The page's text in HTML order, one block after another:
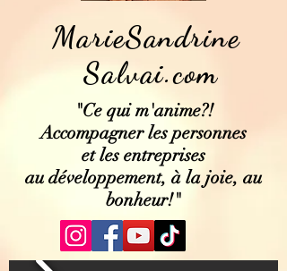
MarieSandrine
Salvai.com
"Ce quim'anime?!
Accompagner les personnes
et les entreprises
au développement, à la joie, au
bonheur!"